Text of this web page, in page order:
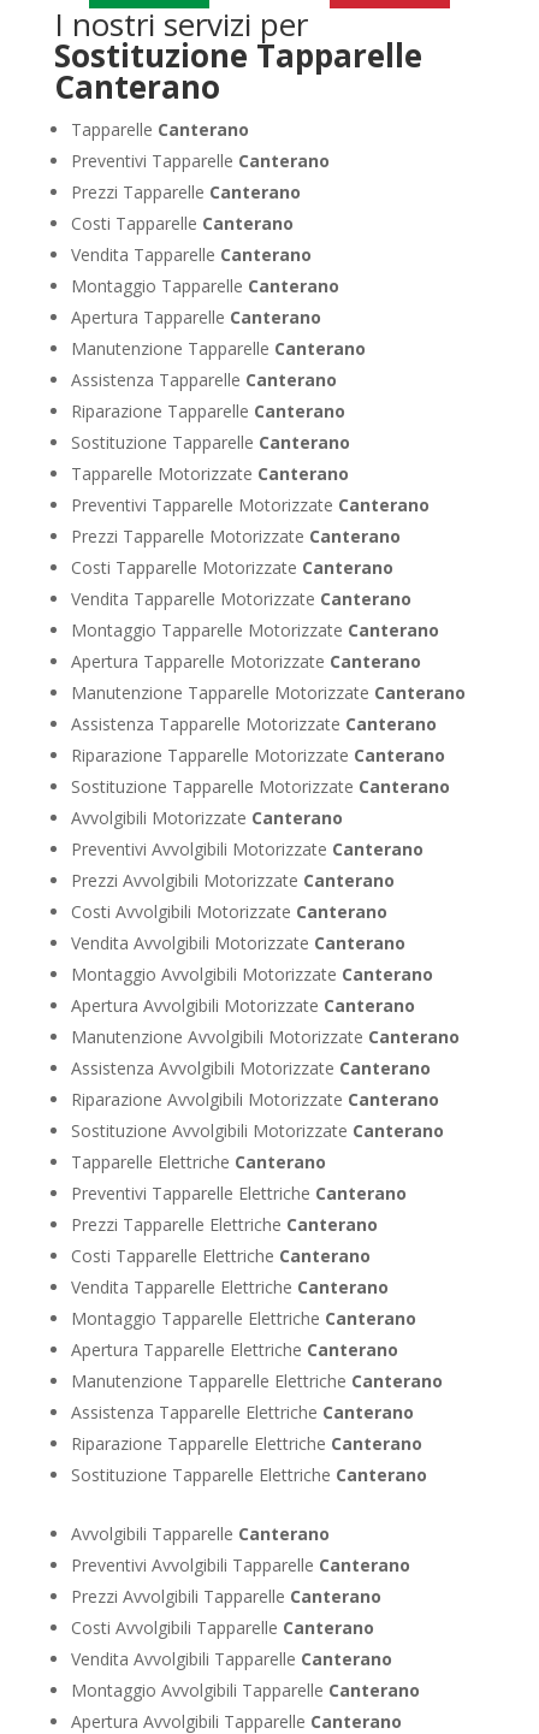
I nostri servizi per
Sostituzione Tapparelle
Canterano
Tapparelle Canterano
Preventivi Tapparelle Canterano
Prezzi Tapparelle Canterano
Costi Tapparelle Canterano
Vendita Tapparelle Canterano
Montaggio Tapparelle Canterano
Apertura Tapparelle Canterano
Manutenzione Tapparelle Canterano
Assistenza Tapparelle Canterano
Riparazione Tapparelle Canterano
Sostituzione Tapparelle Canterano
Tapparelle Motorizzate Canterano
Preventivi Tapparelle Motorizzate Canterano
Prezzi Tapparelle Motorizzate Canterano
Costi Tapparelle Motorizzate Canterano
Vendita Tapparelle Motorizzate Canterano
Montaggio Tapparelle Motorizzate Canterano
Apertura Tapparelle Motorizzate Canterano
Manutenzione Tapparelle Motorizzate Canterano
Assistenza Tapparelle Motorizzate Canterano
Riparazione Tapparelle Motorizzate Canterano
Sostituzione Tapparelle Motorizzate Canterano
Avvolgibili Motorizzate Canterano
Preventivi Avvolgibili Motorizzate Canterano
Prezzi Avvolgibili Motorizzate Canterano
Costi Avvolgibili Motorizzate Canterano
Vendita Avvolgibili Motorizzate Canterano
Montaggio Avvolgibili Motorizzate Canterano
Apertura Avvolgibili Motorizzate Canterano
Manutenzione Avvolgibili Motorizzate Canterano
Assistenza Avvolgibili Motorizzate Canterano
Riparazione Avvolgibili Motorizzate Canterano
Sostituzione Avvolgibili Motorizzate Canterano
Tapparelle Elettriche Canterano
Preventivi Tapparelle Elettriche Canterano
Prezzi Tapparelle Elettriche Canterano
Costi Tapparelle Elettriche Canterano
Vendita Tapparelle Elettriche Canterano
Montaggio Tapparelle Elettriche Canterano
Apertura Tapparelle Elettriche Canterano
Manutenzione Tapparelle Elettriche Canterano
Assistenza Tapparelle Elettriche Canterano
Riparazione Tapparelle Elettriche Canterano
Sostituzione Tapparelle Elettriche Canterano
Avvolgibili Tapparelle Canterano
Preventivi Avvolgibili Tapparelle Canterano
Prezzi Avvolgibili Tapparelle Canterano
Costi Avvolgibili Tapparelle Canterano
Vendita Avvolgibili Tapparelle Canterano
Montaggio Avvolgibili Tapparelle Canterano
Apertura Avvolgibili Tapparelle Canterano